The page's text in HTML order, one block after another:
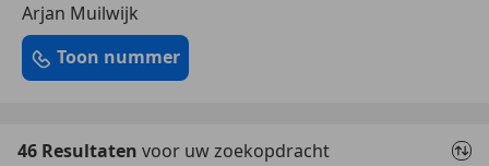
Arjan Muilwijk
Toon nummer
46 Resultaten voor uw zoekopdracht